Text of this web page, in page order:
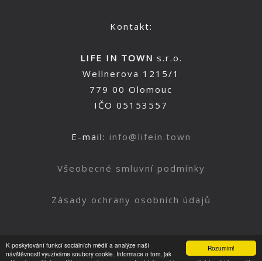
Rozumím!
K poskytování funkcí sociálních médií a analýze naší
návštěvnosti využíváme soubory cookie. Informace o tom, jak
Kontakt:
LIFE IN TOWN s.r.o.
Wellnerova 1215/1
779 00 Olomouc
IČO 05153557
E-mail: info@lifein.town
Všeobecné smluvní podmínky
Zásady ochrany osobních údajů
Nahoru